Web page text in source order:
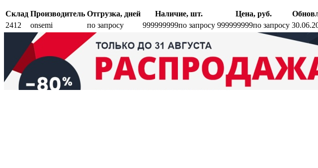
Склад Производитель Отгрузка, дней Наличие, шт. Цена, руб.
2412
onsemi по запросу 999999999по запросу 999999999по запросу